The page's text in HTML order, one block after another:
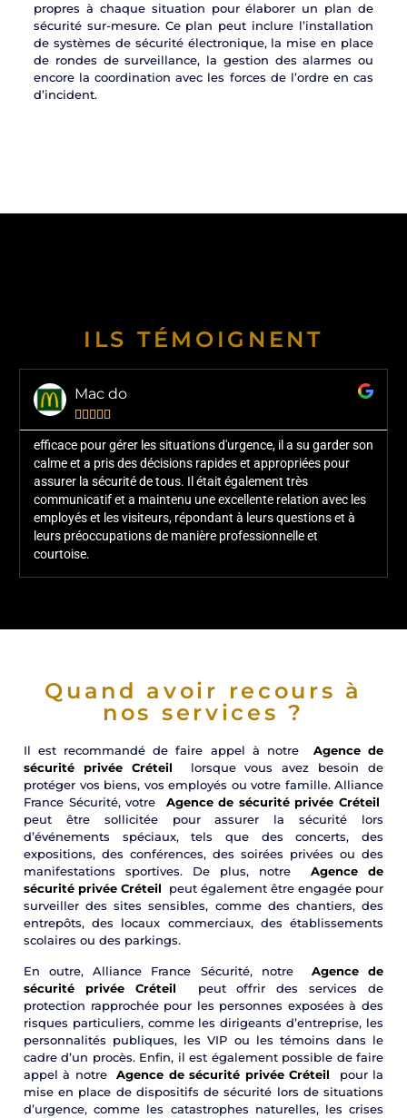
propres à chaque situation pour élaborer un plan de
sécurité sur-mesure. Ce plan peut inclure l’installation
de systèmes de sécurité électronique, la mise en place
de rondes de surveillance, la gestion des alarmes ou
encore la coordination avec les forces de l’ordre en cas
d’incident.
ILS TÉMOIGNENT
Mac do
    
efficace pour gérer les situations d'urgence, il a su garder son
calme et a pris des décisions rapides et appropriées pour
assurer la sécurité de tous. Il était également très
communicatif et a maintenu une excellente relation avec les
employés et les visiteurs, répondant à leurs questions et à
leurs préoccupations de manière professionnelle et
courtoise.
Quand avoir recours à
nos services ?
Il est recommandé de faire appel à notre Agence de
sécurité privée Créteil lorsque vous avez besoin de
protéger vos biens, vos employés ou votre famille. Alliance
France Sécurité, votre Agence de sécurité privée Créteil
peut être sollicitée pour assurer la sécurité lors
d’événements spéciaux, tels que des concerts, des
expositions, des conférences, des soirées privées ou des
manifestations sportives. De plus, notre Agence de
sécurité privée Créteil peut également être engagée pour
surveiller des sites sensibles, comme des chantiers, des
entrepôts, des locaux commerciaux, des établissements
scolaires ou des parkings.
En outre, Alliance France Sécurité, notre Agence de
sécurité privée Créteil peut offrir des services de
protection rapprochée pour les personnes exposées à des
risques particuliers, comme les dirigeants d’entreprise, les
personnalités publiques, les VIP ou les témoins dans le
cadre d’un procès. Enfin, il est également possible de faire
appel à notreAgence de sécurité privée Créteil pour la
mise en place de dispositifs de sécurité lors de situations
d’urgence, comme les catastrophes naturelles, les crises